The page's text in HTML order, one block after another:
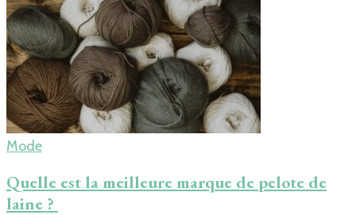
Mode
Quelle est la meilleure marque de pelote de
laine ?